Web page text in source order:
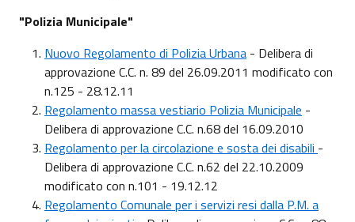
"Polizia Municipale"
Nuovo Regolamento di Polizia Urbana - Delibera di
approvazione C.C. n. 89 del 26.09.2011 modificato con
n.125 - 28.12.11
Regolamento massa vestiario Polizia Municipale -
Delibera di approvazione C.C. n.68 del 16.09.2010
Regolamento per la circolazione e sosta dei disabili -
Delibera di approvazione C.C. n.62 del 22.10.2009
modificato con n.101 - 19.12.12
Regolamento Comunale per i servizi resi dalla P.M. a